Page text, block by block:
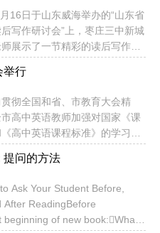
16日于山东威海举办的“山东省
写作研讨会”上，枣庄三中新城
展示了一节精彩的读后写作公
Early Life。杨老师选的
。去年杨老师在自己的班级中
时间完成了这部小说的读写活
让学生自我设问去捕捉文章的
都让学生进行写作训练（概要
也有了...
举行
彻全国和省、市教育大会精
高中英语教师加强对国家《课
高中英语课程标准》的学习与
期）——高中英语阅读教学专家
海外国语大学教授、博士生导
作导师郑新民，针对高中英语
了题为《英语名著阅读方法探
提问的方法
Ask Your Student Before,
After ReadingBefore
beginning of new book:What